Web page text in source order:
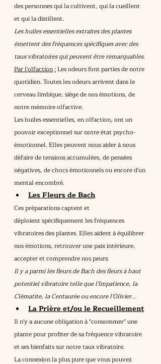
des personnes qui la cultivent, qui la cueillent
et qui la distillent.
Les huiles essentielles extraites des plantes
émettent des fréquences spécifiques avec des
taux vibratoires qui peuvent être remarquables.
Par l'olfaction : Les odeurs font parties de notre
quotidien. Toutes les odeurs arrivent dans le
cerveau limbique, siège de nos émotions, de
notre mémoire olfactive.
Les huiles essentielles, en olfaction, ont un
pouvoir exceptionnel sur notre état psycho-
émotionnel. Elles peuvent nous aider à nous
défaire de tensions accumulées, de pensées
négatives, de chocs émotionnels ou encore d'un
mental encombré.
Les Fleurs de Bach
Ces préparations captent et
déploient spécifiquement les fréquences
vibratoires des plantes. Elles aident à équilibrer
nos émotions, retrouver une paix intérieure,
accepter et comprendre nos peurs.
Il y a parmi les fleurs de Bach des fleurs à haut
potentiel vibratoire telle que l'Impatience, la
Clématite, la Centaurée ou encore l'Olivier...
La Prière et/ou le Recueillement
Il n'y a aucune obligation à "consommer" une
plante pour profiter de sa fréquence vibratoire
et ses bienfaits sur notre taux vibratoire.
La connexion la plus pure que vous pouvez